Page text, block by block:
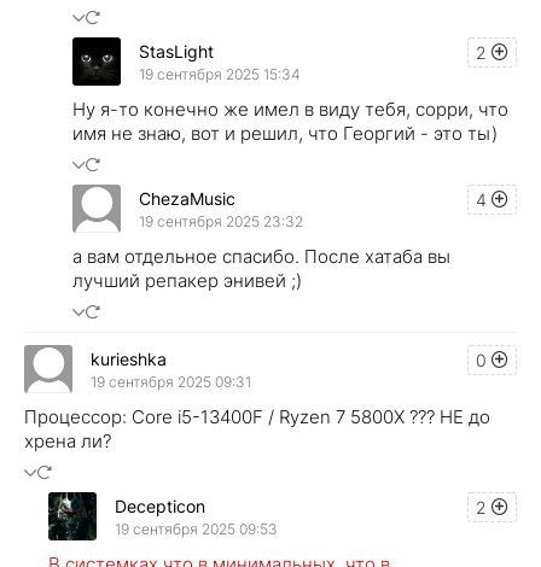
2
StasLight
19 сентября 2025 15:34
Ну я-то конечно же имел в виду тебя, сорри, что
имя не знаю, вот и решил, что Георгий - это ты)
4
ChezaMusic
19 сентября 2025 23:32
а вам отдельное спасибо. После хатаба вы
лучший репакер энивей ;)
0
kurieshka
19 сентября 2025 09:31
Процессор: Core i5-13400F / Ryzen 7 5800X ??? НЕ до
хрена ли?
2
Decepticon
19 сентября 2025 09:53